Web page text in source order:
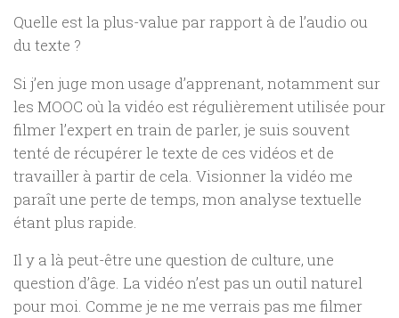
Quelle est la plus-value par rapport à de l’audio ou
du texte ?
Si j’en juge mon usage d’apprenant, notamment sur
les MOOC où la vidéo est régulièrement utilisée pour
filmer l’expert en train de parler, je suis souvent
tenté de récupérer le texte de ces vidéos et de
travailler à partir de cela. Visionner la vidéo me
paraît une perte de temps, mon analyse textuelle
étant plus rapide.
Il y a là peut-être une question de culture, une
question d’âge. La vidéo n’est pas un outil naturel
pour moi. Comme je ne me verrais pas me filmer